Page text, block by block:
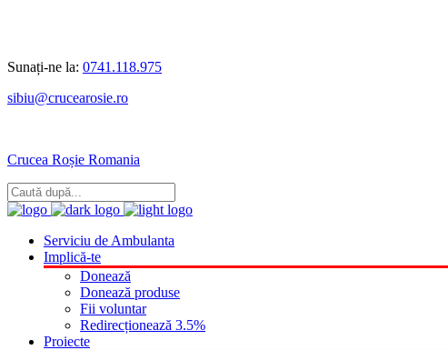
Sunați-ne la: 0741.118.975
sibiu@crucearosie.ro
Crucea Roșie Romania
Serviciu de Ambulanta
Implică-te
Donează
Donează produse
Fii voluntar
Redirecționează 3.5%
Proiecte